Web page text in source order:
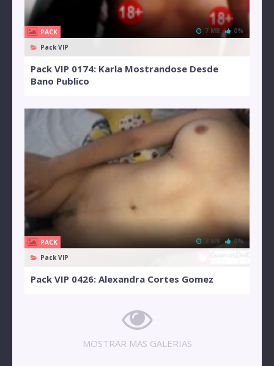
PACK
Pack VIP
7 MB 0%
Pack VIP 0174: Karla Mostrandose Desde
Bano Publico
PACK
Pack VIP
8 MB 0%
Pack VIP 0426: Alexandra Cortes Gomez
MOSTRAR MAS GALERIAS